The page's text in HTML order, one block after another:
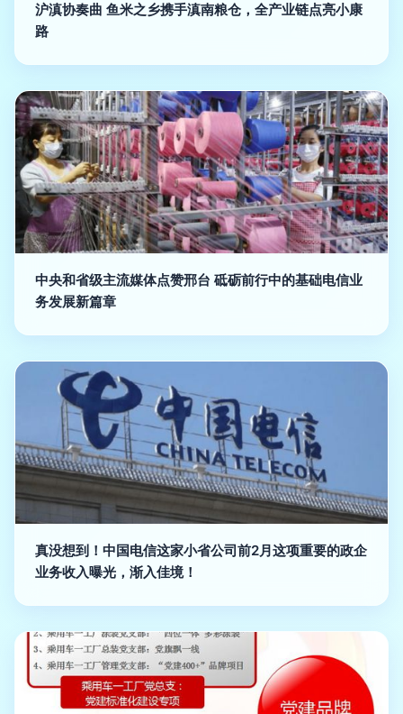
沪滇协奏曲 鱼米之乡携手滇南粮仓，全产业链点亮小康
路
中央和省级主流媒体点赞邢台 砥砺前行中的基础电信业
务发展新篇章
真没想到！中国电信这家小省公司前2月这项重要的政企
业务收入曝光，渐入佳境！